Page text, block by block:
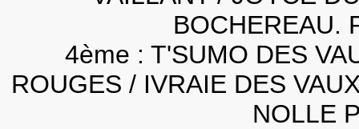
BOCHEREAU.
4ème : T'SUMO DES
ROUGES / IVRAIE DES
NOLLE